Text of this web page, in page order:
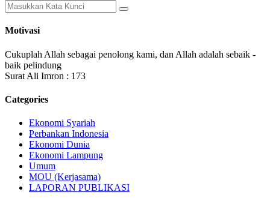
Motivasi
Cukuplah Allah sebagai penolong kami, dan Allah adalah sebaik -
baik pelindung
Surat Ali Imron : 173
Categories
Ekonomi Syariah
Perbankan Indonesia
Ekonomi Dunia
Ekonomi Lampung
Umum
MOU (Kerjasama)
LAPORAN PUBLIKASI